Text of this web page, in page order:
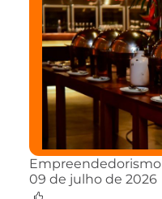
Empreendedorismo
09 de julho de 2026